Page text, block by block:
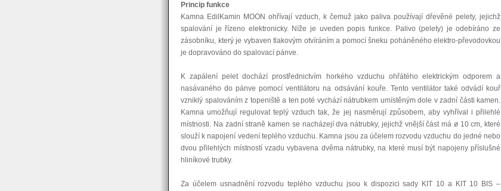
Princip funkce
Kamna EdilKamin MOON ohřívají vzduch, k čemuž jako paliva používají dřevěné pelety, jejichž
spalování je řízeno elektronicky. Níže je uveden popis funkce. Palivo (pelety) je odebíráno ze
zásobníku, který je vybaven tlakovým otvíráním a pomocí šneku poháněného elektro-převodovkou
je dopravováno do spalovací pánve.
K zapálení pelet dochází prostřednictvím horkého vzduchu ohřátého elektrickým odporem a
nasávaného do pánve pomocí ventilátoru na odsávání kouře. Tento ventilátor také odvádí kouř
vzniklý spalováním z topeniště a ten poté vychází nátrubkem umístěným dole v zadní části kamen.
Kamna umožňují regulovat teplý vzduch tak, že jej nasměrují způsobem, aby vyhříval i přilehlé
místnosti. Na zadní straně kamen se nacházejí dva nátrubky, jejichž vnější část má ø 10 cm, které
slouží k napojení vedení teplého vzduchu. Kamna jsou za účelem rozvodu vzduchu do jedné nebo
dvou přilehlých místností vzadu vybavena dvěma nátrubky, na které musí být napojeny příslušné
hliníkové trubky.
Za účelem usnadnění rozvodu teplého vzduchu jsou k dispozici sady KIT 10 a KIT 10 BIS –